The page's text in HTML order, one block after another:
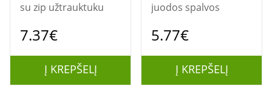
su zip užtrauktuku
7.37€
Į KREPŠELĮ
juodos spalvos
5.77€
Į KREPŠELĮ